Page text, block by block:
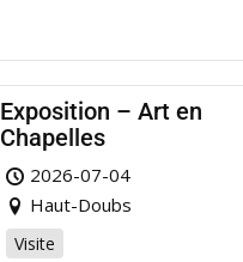
Exposition – Art en
Chapelles
2026-07-04
Haut-Doubs
Visite